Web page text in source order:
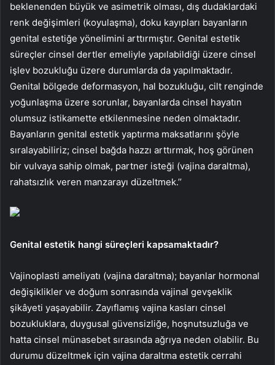
beklenenden büyük ve asimetrik olması, dış dudaklardaki
renk değişimleri (koyulaşma), doku kayıpları bayanların
genital estetiğe yönelimini arttırmıştır. Genital estetik
süreçler cinsel dertler emeliyle yapılabildiği üzere cinsel
işlev bozukluğu üzere durumlarda da yapılmaktadır.
Genital bölgede deformasyon, hal bozukluğu, cilt renginde
yoğunlaşma üzere sorunlar, bayanlarda cinsel hayatın
olumsuz istikamette etkilenmesine neden olmaktadır.
Bayanların genital estetik yaptırma maksatlarını şöyle
sıralayabiliriz; cinsel bağda hazzı arttırmak, hoş görünen
bir vulvaya sahip olmak, partner isteği (vajina daraltma),
rahatsızlık veren manzarayı düzeltmek.’’
Genital estetik hangi süreçleri kapsamaktadır?
Vajinoplasti ameliyatı (vajina daraltma); bayanlar hormonal
değişiklikler ve doğum sonrasında vajinal gevşeklik
şikâyeti yaşayabilir. Zayıflamış vajina kasları cinsel
bozukluklara, duygusal güvensizliğe, hoşnutsuzluğa ve
hatta cinsel münasebet sırasında ağrıya neden olabilir. Bu
durumu düzeltmek için vajina daraltma estetik cerrahi